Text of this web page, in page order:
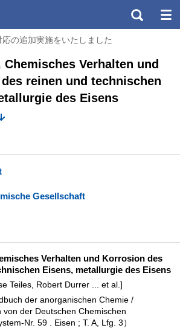
の追加実施をいたしました
Verhalten und
reinen und technischen
des Eisens
Gesellschaft
Verhalten und Korrosion des
Eisens, metallurgie des Eisens
Teiles, Robert Durrer ... et al.]
der anorganischen Chemie /
von der Deutschen Chemischen
Nr. 59 . Eisen ; T. A, Lfg. 3）